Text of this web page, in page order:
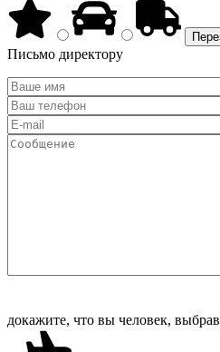
Письмо директору
докажите, что вы человек, выбрав